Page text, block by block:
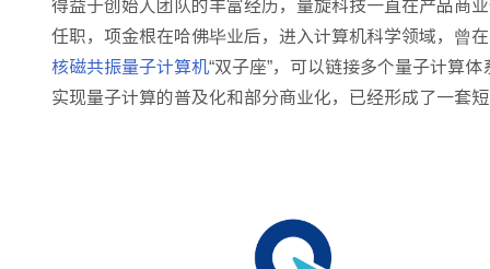
任职，项金根在哈佛毕业后，进入计算机科学领域，曾
核磁共振量子计算机“双子座”，可以链接多个量子计算
实现量子计算的普及化和部分商业化，已经形成了一套